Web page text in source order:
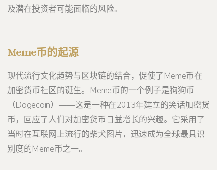
及潜在投资者可能面临的风险。
Meme币的起源
现代流行文化趋势与区块链的结合，促使了Meme币在
加密货币社区的诞生。Meme币的一个例子是狗狗币
（Dogecoin）——这是一种在2013年建立的笑话加密货
币，回应了人们对加密货币日益增长的兴趣。它采用了
当时在互联网上流行的柴犬图片，迅速成为全球最具识
别度的Meme币之一。